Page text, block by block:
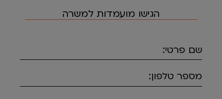
הגישו מועמדות למשרה
שם פרטי:
מספר טלפון: